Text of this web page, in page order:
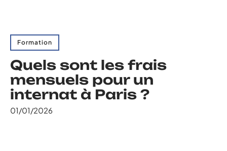
Formation
Quels sont les frais
mensuels pour un
internat à Paris ?
01/01/2026